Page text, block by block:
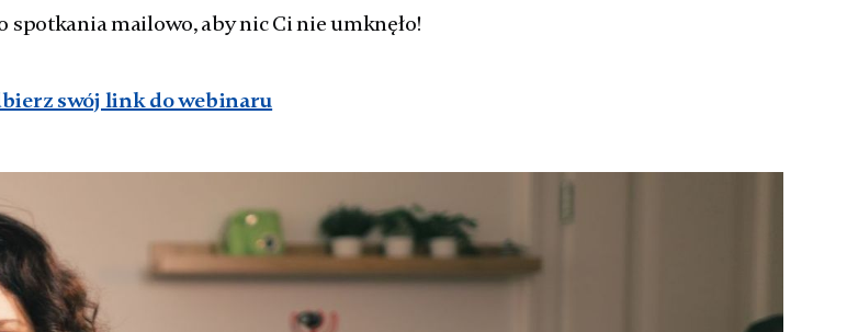
spotkania mailowo, aby nic Ci nie umknęło!
swój link do webinaru